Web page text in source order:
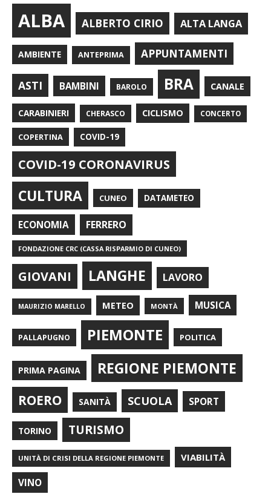
ALBA ALBERTO CIRIO ALTA LANGA
AMBIENTE ANTEPRIMA APPUNTAMENTI
ASTI BAMBINI BAROLO BRA CANALE
CARABINIERI CHERASCO CICLISMO CONCERTO
COPERTINA COVID-19
COVID-19 CORONAVIRUS
CULTURA CUNEO DATAMETEO
ECONOMIA FERRERO
FONDAZIONE CRC (CASSA RISPARMIO DI CUNEO)
GIOVANI LANGHE LAVORO
MAURIZIO MARELLO METEO MONTÀ MUSICA
PALLAPUGNO PIEMONTE POLITICA
PRIMA PAGINA REGIONE PIEMONTE
ROERO SANITÀ SCUOLA SPORT
TORINO TURISMO
UNITÀ DI CRISI DELLA REGIONE PIEMONTE VIABILITÀ
VINO